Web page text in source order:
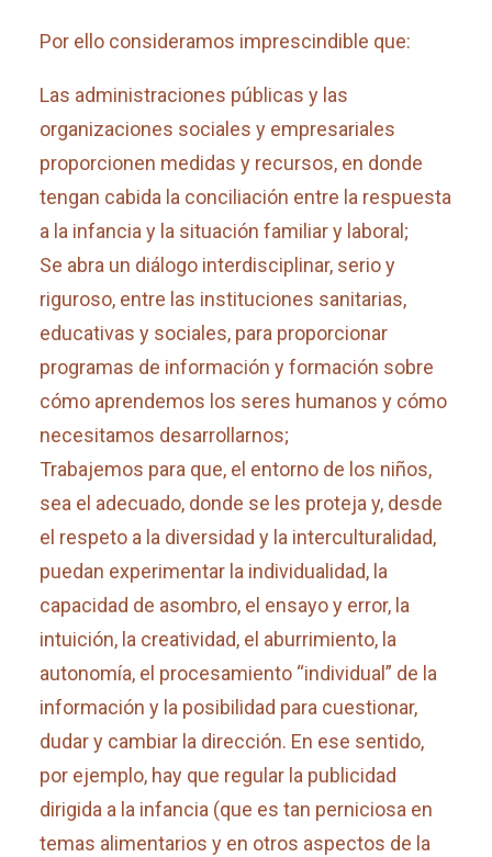
Por ello consideramos imprescindible que:
Las administraciones públicas y las
organizaciones sociales y empresariales
proporcionen medidas y recursos, en donde
tengan cabida la conciliación entre la respuesta
a la infancia y la situación familiar y laboral;
Se abra un diálogo interdisciplinar, serio y
riguroso, entre las instituciones sanitarias,
educativas y sociales, para proporcionar
programas de información y formación sobre
cómo aprendemos los seres humanos y cómo
necesitamos desarrollarnos;
Trabajemos para que, el entorno de los niños,
sea el adecuado, donde se les proteja y, desde
el respeto a la diversidad y la interculturalidad,
puedan experimentar la individualidad, la
capacidad de asombro, el ensayo y error, la
intuición, la creatividad, el aburrimiento, la
autonomía, el procesamiento “individual” de la
información y la posibilidad para cuestionar,
dudar y cambiar la dirección. En ese sentido,
por ejemplo, hay que regular la publicidad
dirigida a la infancia (que es tan perniciosa en
temas alimentarios y en otros aspectos de la